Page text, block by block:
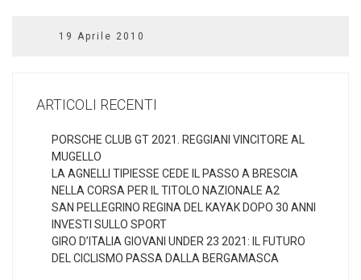
19 Aprile 2010
ARTICOLI RECENTI
PORSCHE CLUB GT 2021. REGGIANI VINCITORE AL
MUGELLO
LA AGNELLI TIPIESSE CEDE IL PASSO A BRESCIA
NELLA CORSA PER IL TITOLO NAZIONALE A2
SAN PELLEGRINO REGINA DEL KAYAK DOPO 30 ANNI
INVESTI SULLO SPORT
GIRO D’ITALIA GIOVANI UNDER 23 2021: IL FUTURO
DEL CICLISMO PASSA DALLA BERGAMASCA